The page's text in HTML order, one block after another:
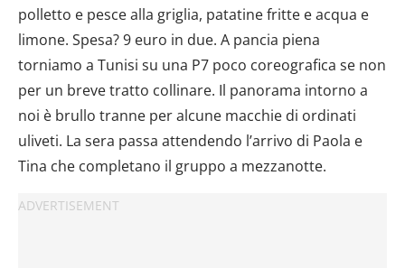
polletto e pesce alla griglia, patatine fritte e acqua e
limone. Spesa? 9 euro in due. A pancia piena
torniamo a Tunisi su una P7 poco coreografica se non
per un breve tratto collinare. Il panorama intorno a
noi è brullo tranne per alcune macchie di ordinati
uliveti. La sera passa attendendo l’arrivo di Paola e
Tina che completano il gruppo a mezzanotte.